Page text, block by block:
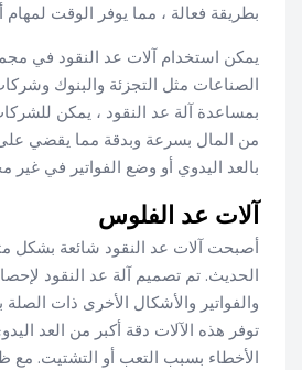
بطريقة فعالة ، مما يوفر الوقت
يمكن استخدام آلات عد النقود في
الصناعات مثل التجزئة والبنوك
بمساعدة آلة عد النقود ، يمكن
من المال بسرعة وبدقة مما يقضي
بالعد اليدوي أو وضع الفواتير في غير
آلات عد الفلوس
أصبحت آلات عد النقود شائعة بشكل
الحديث. تم تصميم آلة عد النقود
والفواتير والأشكال الأخرى ذات
توفر هذه الآلات دقة أكبر من العد
الأخطاء بسبب التعب أو التشتيت. مع